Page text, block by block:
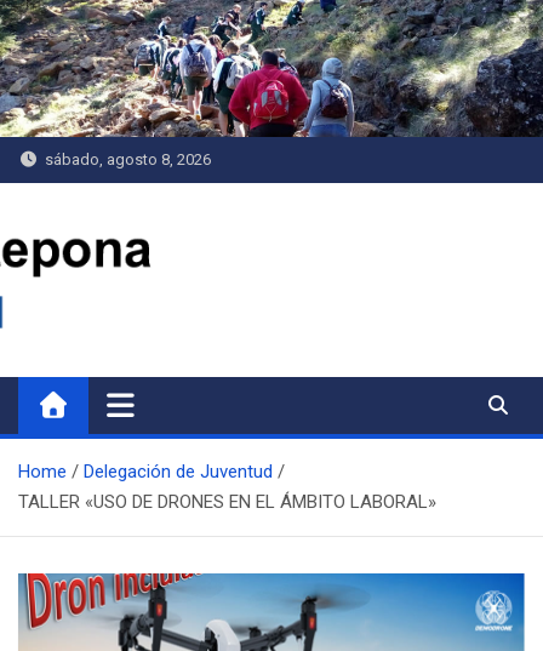
Saltar
al
contenido
sábado, agosto 8, 2026
Home
Delegación de Juventud
TALLER «USO DE DRONES EN EL ÁMBITO LABORAL»